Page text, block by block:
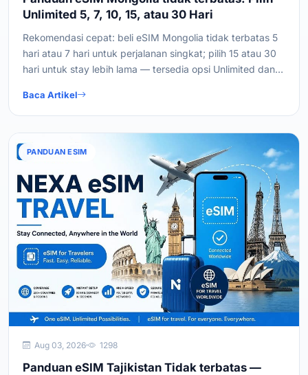
Unlimited 5, 7, 10, 15, atau 30 Hari
Rekomendasi cepat: beli eSIM Mongolia tidak terbatas 5
hari atau 7 hari untuk perjalanan singkat; pilih 15 atau 30
hari untuk stay lebih lama — tersedia opsi Unlimited dan
Baca Artikel
PANDUAN ESIM
Aug 03, 2026 1298
Panduan eSIM Tajikistan Tidak terbatas —